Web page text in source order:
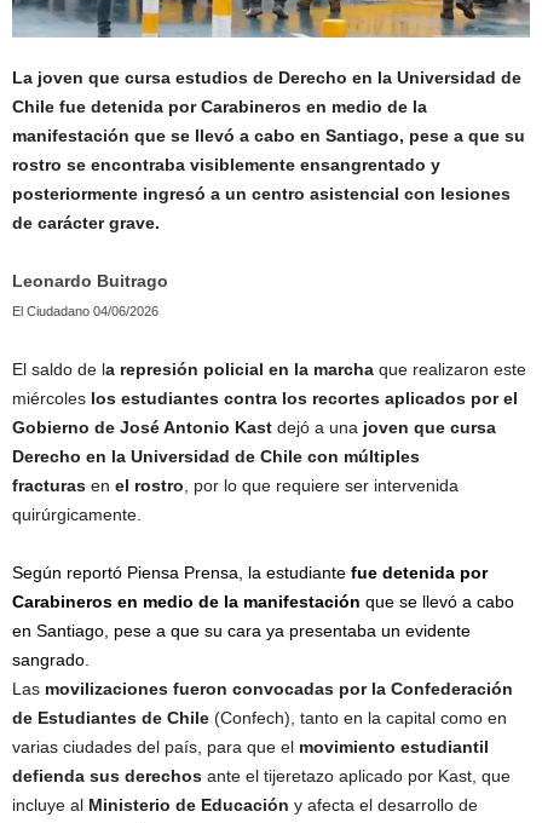
La joven que cursa estudios de Derecho en la Universidad de
Chile fue detenida por Carabineros en medio de la
manifestación que se llevó a cabo en Santiago, pese a que su
rostro se encontraba visiblemente ensangrentado y
posteriormente ingresó a un centro asistencial con lesiones
de carácter grave.
Leonardo Buitrago
El Ciudadano 04/06/2026
El saldo de la represión policial en la marcha que realizaron este
miércoles los estudiantes contra los recortes aplicados por el
Gobierno de José Antonio Kast dejó a una joven que cursa
Derecho en la Universidad de Chile con múltiples
fracturas en el rostro, por lo que requiere ser intervenida
quirúrgicamente.
Según reportó Piensa Prensa, la estudiante fue detenida por
Carabineros en medio de la manifestación que se llevó a cabo
en Santiago, pese a que su cara ya presentaba un evidente
sangrado.
Las movilizaciones fueron convocadas por la Confederación
de Estudiantes de Chile (Confech), tanto en la capital como en
varias ciudades del país, para que el movimiento estudiantil
defienda sus derechos ante el tijeretazo aplicado por Kast, que
incluye al Ministerio de Educación y afecta el desarrollo de